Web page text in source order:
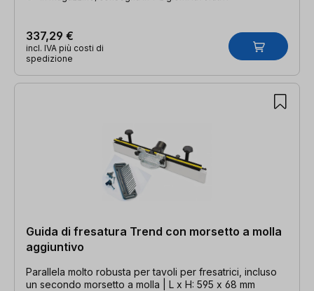
337,29 €
incl. IVA più costi di
spedizione
Guida di fresatura Trend con morsetto a molla
aggiuntivo
Parallela molto robusta per tavoli per fresatrici, incluso
un secondo morsetto a molla | L x H: 595 x 68 mm